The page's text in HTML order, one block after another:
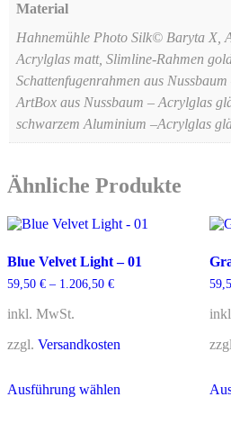
Material
Hahnemühle Photo Silk© Baryta X,
Acrylglas matt, Slimline-Rahmen
Schattenfugenrahmen aus
ArtBox aus Nussbaum – Acrylglas
schwarzem Aluminium –Acrylglas
Ähnliche Produkte
Blue Velvet Light – 01
59,50 € – 1.206,50 €
inkl. MwSt.
zzgl. Versandkosten
Ausführung wählenProdukt